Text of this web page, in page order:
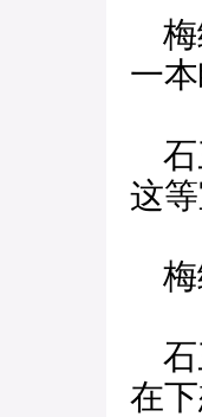
梅
一
石
这
梅
石
在